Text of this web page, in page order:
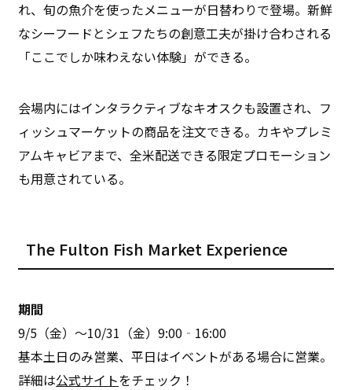
れ、旬の魚介を使ったメニューが日替わりで登場。新鮮
なシーフードとシェフたちの創意工夫が掛け合わされる
「ここでしか味わえない体験」ができる。
会場内にはインタラクティブなキオスクも設置され、フ
ィッシュマーケットの商品を注文できる。カキやプレミ
アムキャビアまで、全米配送できる限定プロモーション
も用意されている。
The Fulton Fish Market Experience
期間
9/5（金）〜10/31（金）9:00‐16:00
基本土日のみ営業、平日はイベントがある場合に営業。
詳細は公式サイトをチェック！